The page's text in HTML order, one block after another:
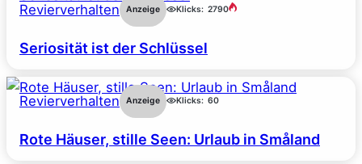
Revierverhalten Anzeige Klicks: 2790
Seriosität ist der Schlüssel
Revierverhalten Anzeige Klicks: 60
Rote Häuser, stille Seen: Urlaub in Småland